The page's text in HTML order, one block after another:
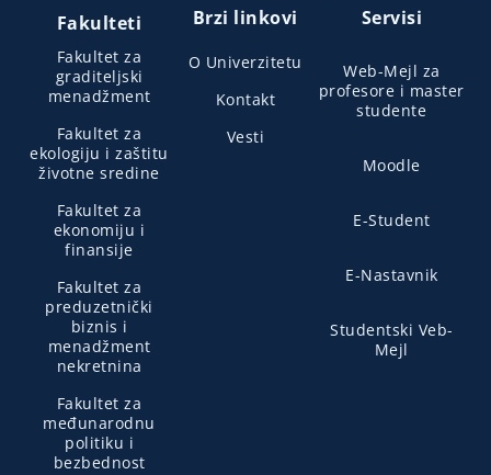
Fakulteti
Fakultet za
graditeljski
menadžment
Fakultet za
ekologiju i zaštitu
životne sredine
Fakultet za
ekonomiju i
finansije
Fakultet za
preduzetnički
biznis i
menadžment
nekretnina
Fakultet za
međunarodnu
politiku i
bezbednost
Brzi linkovi
O Univerzitetu
Kontakt
Vesti
Servisi
Web-Mejl za
profesore i master
studente
Moodle
E-Student
E-Nastavnik
Studentski Veb-
Mejl